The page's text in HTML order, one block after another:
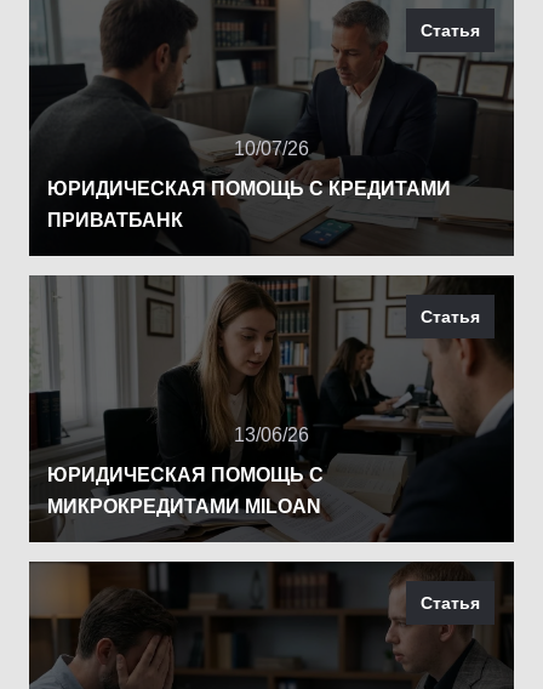
Статья
10/07/26
ЮРИДИЧЕСКАЯ ПОМОЩЬ С КРЕДИТАМИ
ПРИВАТБАНК
Статья
13/06/26
ЮРИДИЧЕСКАЯ ПОМОЩЬ С
МИКРОКРЕДИТАМИ MILOAN
Статья